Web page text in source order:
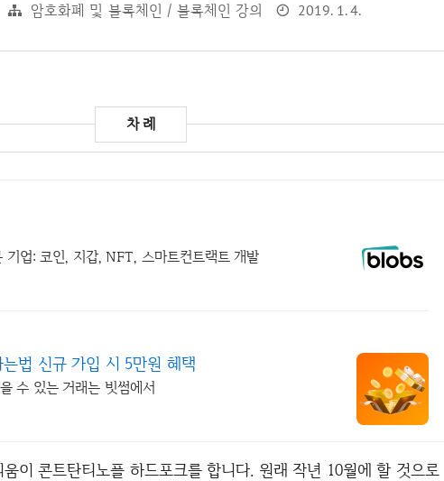
암호화폐 및 블록체인 / 블록체인 강의 2019. 1. 4.
기업: 코인, 지갑, NFT, 스마트컨트랙트 개발
법 신규 가입 시 5만원 혜택
수 있는 거래는 빗썸에서
이 콘트탄티노플 하드포크를 합니다. 원래 작년 10월에 할 것으로